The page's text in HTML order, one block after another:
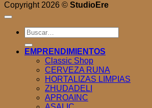
Copyright 2026 © StudioEre
Buscar
por:
EMPRENDIMIENTOS
Classic Shop
CERVEZA RUNA
HORTALIZAS LIMPIAS
ZHUDADELI
APROAINC